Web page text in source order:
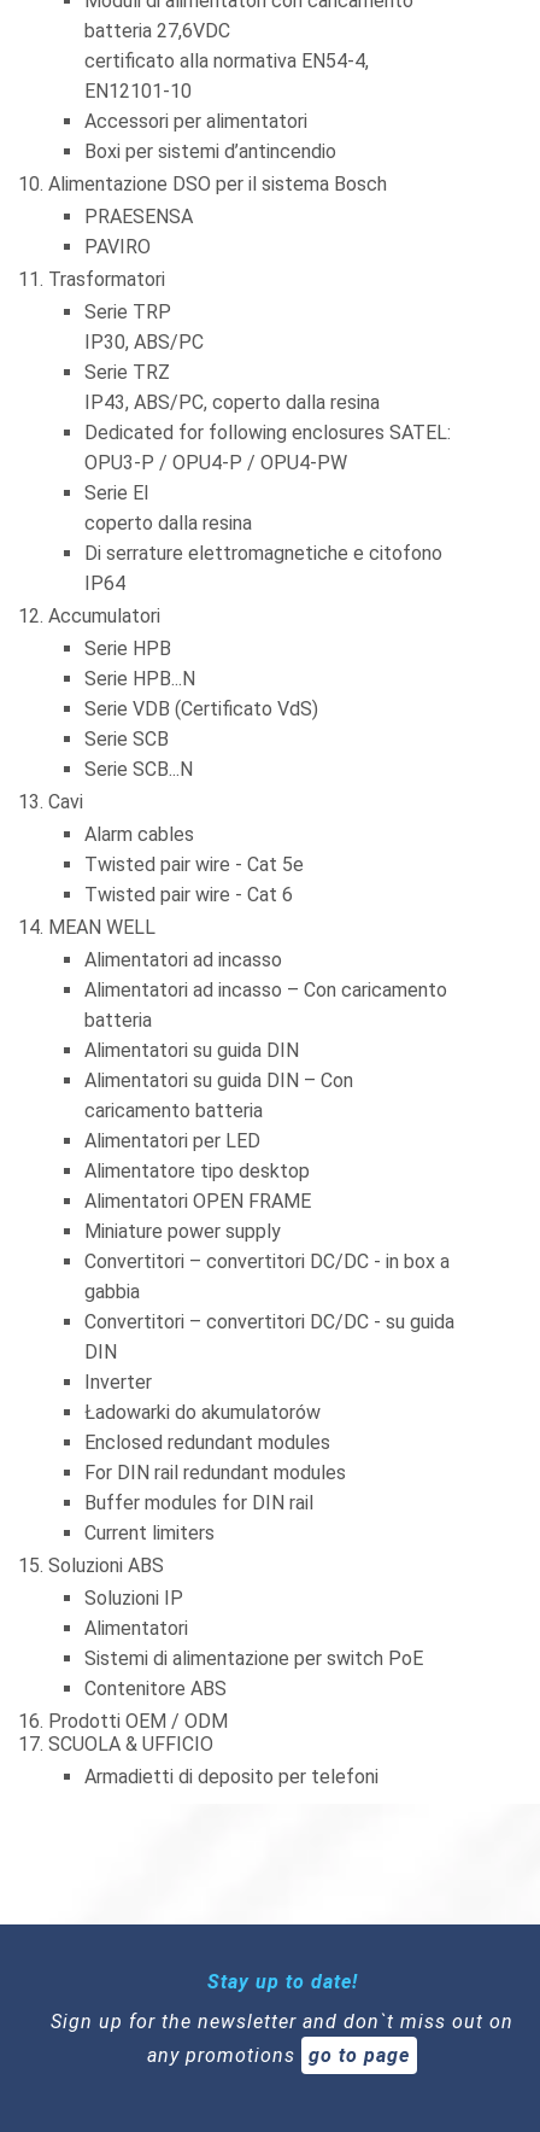
batteria 27,6VDC
certificato alla normativa EN54-4,
EN12101-10
Accessori per alimentatori
Boxi per sistemi d’antincendio
Alimentazione DSO per il sistema Bosch
PRAESENSA
PAVIRO
Trasformatori
Serie TRP
IP30, ABS/PC
Serie TRZ
IP43, ABS/PC, coperto dalla resina
Dedicated for following enclosures SATEL:
OPU3-P / OPU4-P / OPU4-PW
Serie EI
coperto dalla resina
Di serrature elettromagnetiche e citofono
IP64
Accumulatori
Serie HPB
Serie HPB...N
Serie VDB (Certificato VdS)
Serie SCB
Serie SCB...N
Cavi
Alarm cables
Twisted pair wire - Cat 5e
Twisted pair wire - Cat 6
MEAN WELL
Alimentatori ad incasso
Alimentatori ad incasso – Con caricamento
batteria
Alimentatori su guida DIN
Alimentatori su guida DIN – Con
caricamento batteria
Alimentatori per LED
Alimentatore tipo desktop
Alimentatori OPEN FRAME
Miniature power supply
Convertitori – convertitori DC/DC - in box a
gabbia
Convertitori – convertitori DC/DC - su guida
DIN
Inverter
Ładowarki do akumulatorów
Enclosed redundant modules
For DIN rail redundant modules
Buffer modules for DIN rail
Current limiters
Soluzioni ABS
Soluzioni IP
Alimentatori
Sistemi di alimentazione per switch PoE
Contenitore ABS
Prodotti OEM / ODM
SCUOLA & UFFICIO
Armadietti di deposito per telefoni
Stay up to date!
Sign up for the newsletter and don`t miss out on
any promotions
go to page